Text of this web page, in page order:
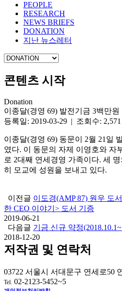
PEOPLE
RESEARCH
NEWS BRIEFS
DONATION
지난 뉴스레터
콘텐츠 시작
Donation
이종달(경영 69) 발전기금 3백만원
등록일: 2019-03-29 | 조회수: 2,571
이종달(경영 69) 동문이 2월 21일
였다. 이 동문의 자제 이영호와 자
로 2대째 연세경영 가족이다. 세
히 모교에 성원을 보내고 있다.
이전글 이도경(AMP 87) 원우 도
한 CEO 이야기> 도서 기증
2019-06-21
다음글 기금 신규 약정
2018-12-20
저작권 및 연락처
03722 서울시 서대문구 연세로50
Tel. 02-2123-5452~5